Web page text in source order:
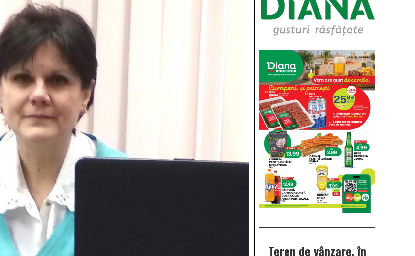
Teren de vânzare, în